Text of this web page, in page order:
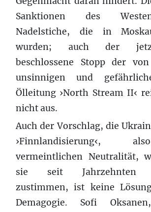
Sanktionen des
Nadelstiche, die in
wurden; auch der
beschlossene Stopp der
unsinnigen und
Ölleitung ›North Stream II‹
nicht aus.
Auch der Vorschlag, die
›Finnlandisierung‹,
vermeintlichen Neutralität,
sie seit Jahrzehnten
zustimmen, ist keine
Demagogie. Sofi